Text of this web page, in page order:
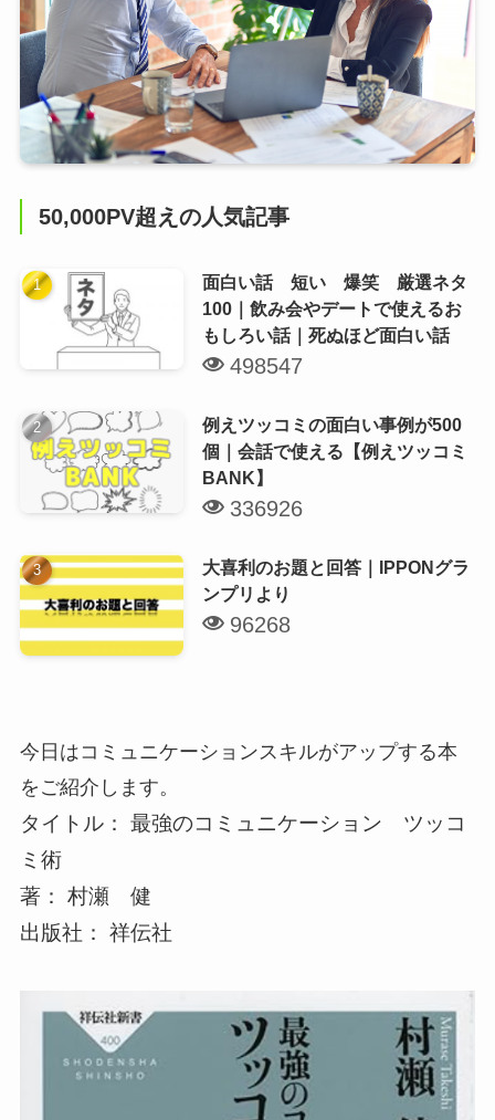
50,000PV超えの人気記事
面白い話 短い 爆笑 厳選ネタ
100｜飲み会やデートで使えるお
もしろい話｜死ぬほど面白い話
498547
例えツッコミの面白い事例が500
個｜会話で使える【例えツッコミ
BANK】
336926
大喜利のお題と回答｜IPPONグラ
ンプリより
96268
今日はコミュニケーションスキルがアップする本
をご紹介します。
タイトル： 最強のコミュニケーション ツッコ
ミ術
著： 村瀬 健
出版社： 祥伝社